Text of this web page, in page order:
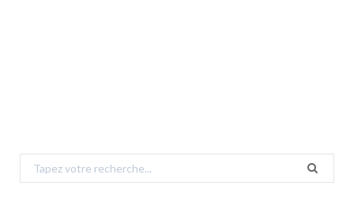
Search
for: